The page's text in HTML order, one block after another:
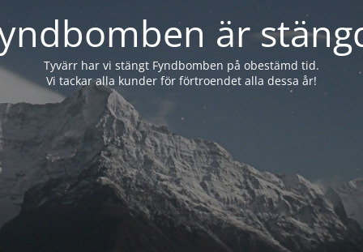
är
Tyvärr har vi stängt Fyndbomben på obestämd tid.
Vi tackar alla kunder för förtroendet alla dessa år!